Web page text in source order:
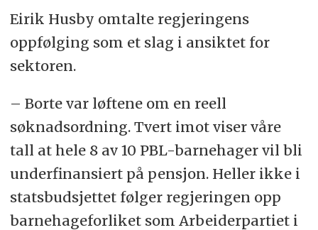
Eirik Husby omtalte regjeringens
oppfølging som et slag i ansiktet for
sektoren.
– Borte var løftene om en reell
søknadsordning. Tvert imot viser våre
tall at hele 8 av 10 PBL-barnehager vil bli
underfinansiert på pensjon. Heller ikke i
statsbudsjettet følger regjeringen opp
barnehageforliket som Arbeiderpartiet i